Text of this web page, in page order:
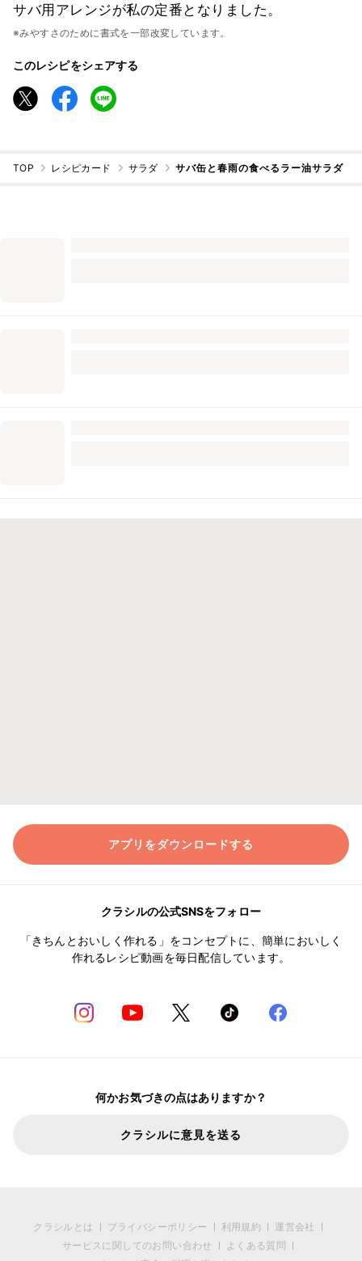
サバ用アレンジが私の定番となりました。
※みやすさのために書式を一部改変しています。
このレシピをシェアする
TOP レシピカード サラダ サバ缶と春雨の食べるラー油サラダ
アプリをダウンロードする
クラシルの公式SNSをフォロー
「きちんとおいしく作れる」をコンセプトに、簡単においしく
作れるレシピ動画を毎日配信しています。
何かお気づきの点はありますか？
クラシルに意見を送る
クラシルとは プライバシーポリシー 利用規約
運営会社
サービスに関してのお問い合わせ
よくある質問